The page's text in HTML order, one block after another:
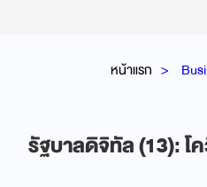
หน้าแรก
รัฐบาลดิจิทัล (13): โ